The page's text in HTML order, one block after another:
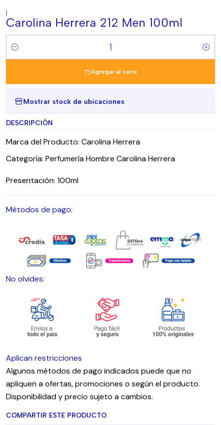
|
Carolina Herrera 212 Men 100ml
Cantidad
Agregar al carro
Mostrar stock de ubicaciones
DESCRIPCIÓN
Marca del Producto: Carolina Herrera
Categoría: Perfumería Hombre Carolina Herrera
Presentación: 100ml
Métodos de pago:
No olvides:
Aplican restricciones
Algunos métodos de pago indicados puede que no
apliquen a ofertas, promociones o según el producto.
Disponibilidad y precio sujeto a cambios.
COMPARTIR ESTE PRODUCTO